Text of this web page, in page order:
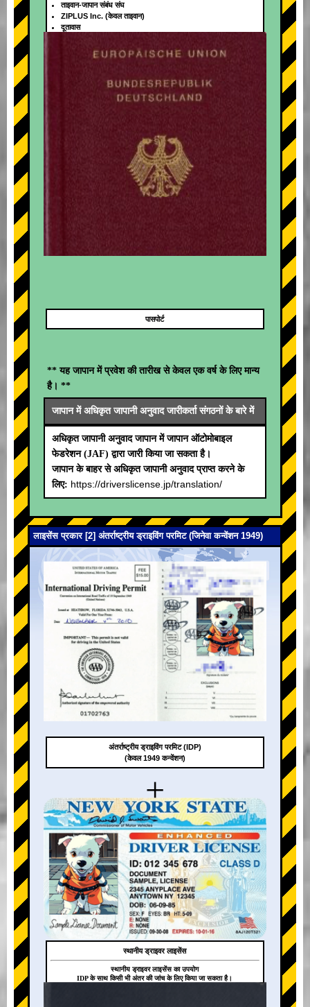
+
ताइवान-जापान संबंध संघ
ZIPLUS Inc. (केवल ताइवान)
दूतावास
पासपोर्ट
** यह जापान में प्रवेश की तारीख से केवल एक वर्ष के लिए मान्य
है। **
जापान में अधिकृत जापानी अनुवाद जारीकर्ता संगठनों के बारे में
अधिकृत जापानी अनुवाद जापान में जापान ऑटोमोबाइल
फेडरेशन (JAF) द्वारा जारी किया जा सकता है।
जापान के बाहर से अधिकृत जापानी अनुवाद प्राप्त करने के
लिए: https://driverslicense.jp/translation/
लाइसेंस प्रकार [2] अंतर्राष्ट्रीय ड्राइविंग परमिट (जिनेवा कन्वेंशन 1949)
+
अंतर्राष्ट्रीय ड्राइविंग परमिट (IDP)
(केवल 1949 कन्वेंशन)
स्थानीय ड्राइवर लाइसेंस
स्थानीय ड्राइवर लाइसेंस का उपयोग
IDP के साथ किसी भी अंतर की जांच के लिए किया जा सकता है।